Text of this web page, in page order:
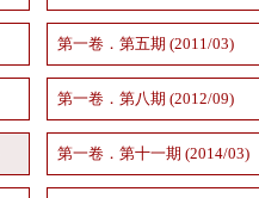
第一卷．第五期 (2011/03)
第一卷．第八期 (2012/09)
第一卷．第十一期 (2014/03)